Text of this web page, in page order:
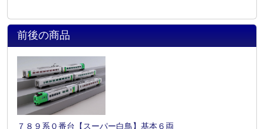
前後の商品
７８９系０番台【スーパー白鳥】基本６両